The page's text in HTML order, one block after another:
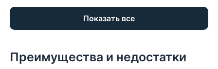
Показать все
Преимущества и недостатки